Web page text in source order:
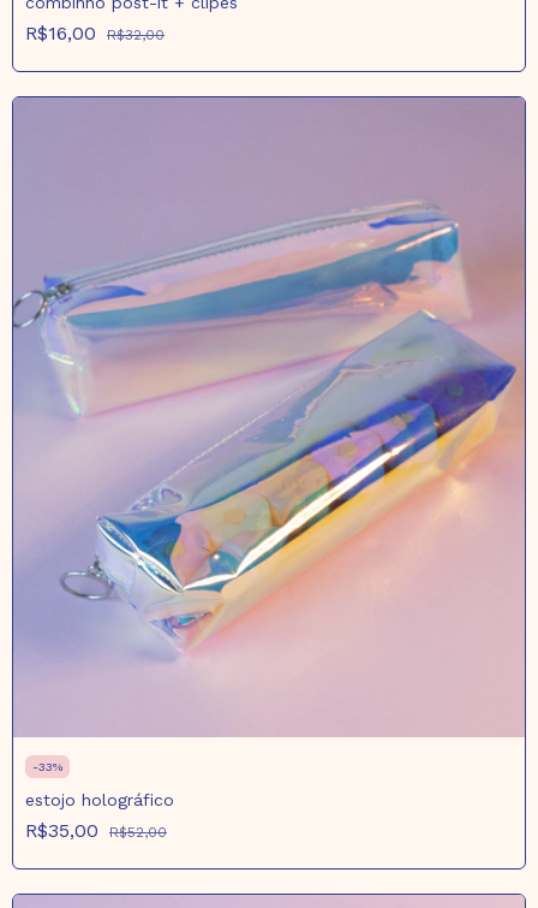
R$16,00 R$32,00
-33%
estojo holográfico
R$35,00 R$52,00